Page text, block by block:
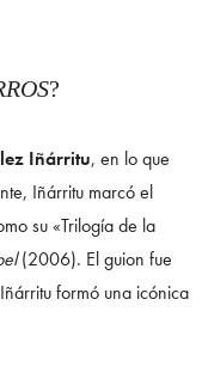
?
Iñárritu, en lo que
Iñárritu marcó el
su «Trilogía de la
(2006). El guion fue
formó una icónica